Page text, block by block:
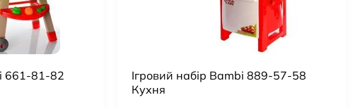
661-81-82
Ігровий набір Bambi 889-57-58
Кухня